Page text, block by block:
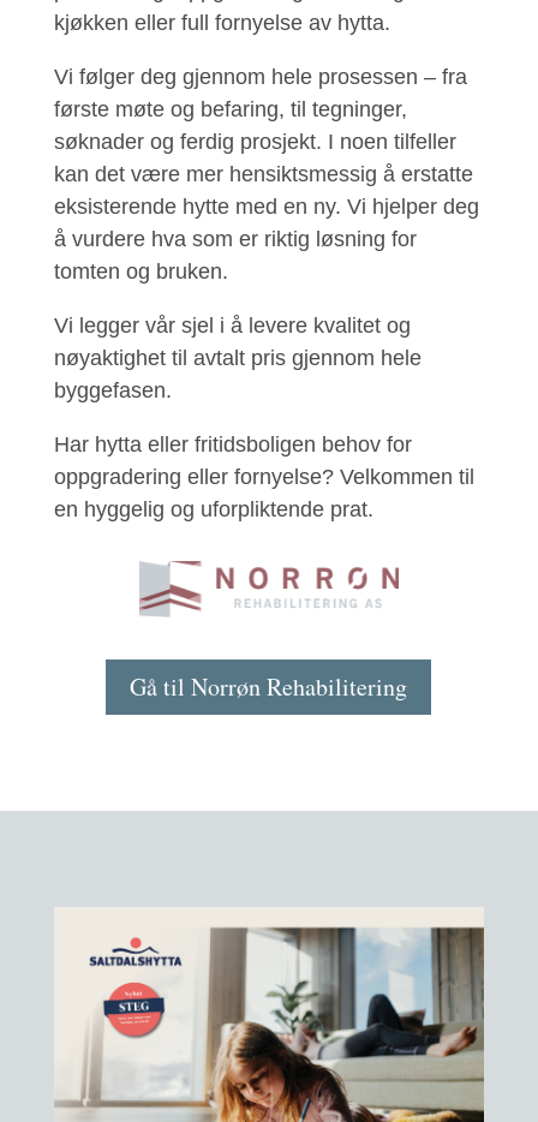
kjøkken eller full fornyelse av hytta.
Vi følger deg gjennom hele prosessen – fra
første møte og befaring, til tegninger,
søknader og ferdig prosjekt. I noen tilfeller
kan det være mer hensiktsmessig å erstatte
eksisterende hytte med en ny. Vi hjelper deg
å vurdere hva som er riktig løsning for
tomten og bruken.
Vi legger vår sjel i å levere kvalitet og
nøyaktighet til avtalt pris gjennom hele
byggefasen.
Har hytta eller fritidsboligen behov for
oppgradering eller fornyelse? Velkommen til
en hyggelig og uforpliktende prat.
Gå til Norrøn Rehabilitering